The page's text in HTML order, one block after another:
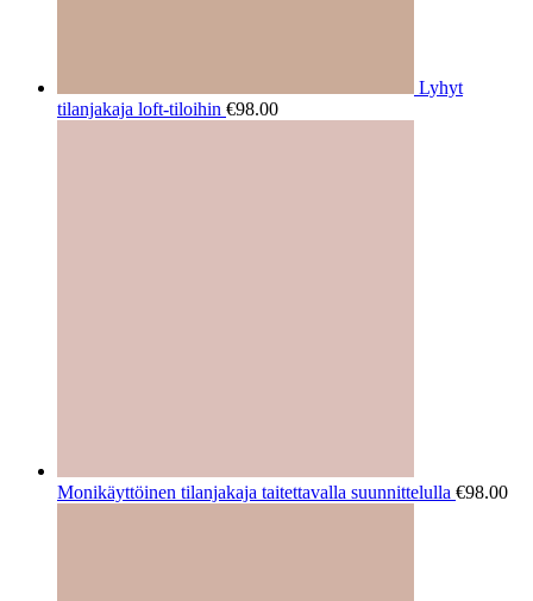
Lyhyt
tilanjakaja loft-tiloihin €98.00
Monikäyttöinen tilanjakaja taitettavalla suunnittelulla €98.00